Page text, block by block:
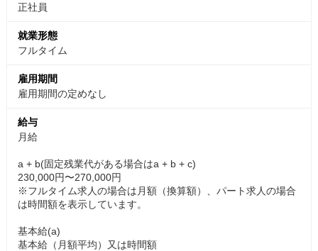
正社員
就業形態
フルタイム
雇用期間
雇用期間の定めなし
給与
月給
a + b(固定残業代がある場合はa + b + c)
230,000円〜270,000円
※フルタイム求人の場合は月額（換算額）、パート求人の場合
は時間額を表示しています。
基本給(a)
基本給（月額平均）又は時間額